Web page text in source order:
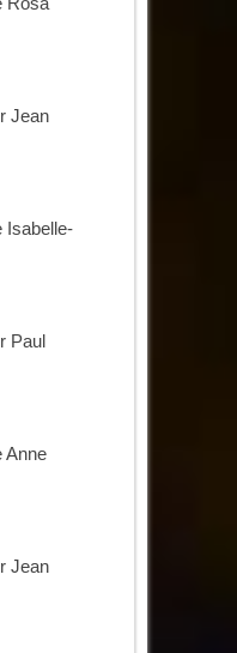
Jean
Isabelle-
Paul
Anne
Jean